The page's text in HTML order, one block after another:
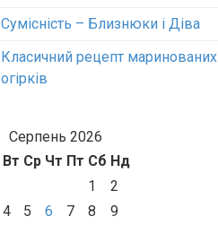
Сумісність – Близнюки і Діва
Класичний рецепт маринованих
огірків
Серпень 2026
Вт Ср Чт Пт Сб Нд
1
2
4 5 6 7 8
9